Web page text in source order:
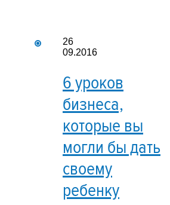
26
09.2016
6 уроков
бизнеса,
которые вы
могли бы дать
своему
ребенку